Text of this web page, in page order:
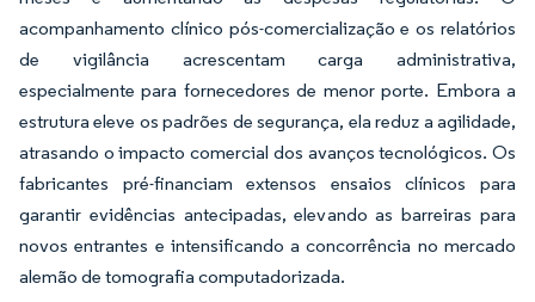
acompanhamento clínico pós-comercialização e os relatórios
de vigilância acrescentam carga administrativa,
especialmente para fornecedores de menor porte. Embora a
estrutura eleve os padrões de segurança, ela reduz a agilidade,
atrasando o impacto comercial dos avanços tecnológicos. Os
fabricantes pré-financiam extensos ensaios clínicos para
garantir evidências antecipadas, elevando as barreiras para
novos entrantes e intensificando a concorrência no mercado
alemão de tomografia computadorizada.